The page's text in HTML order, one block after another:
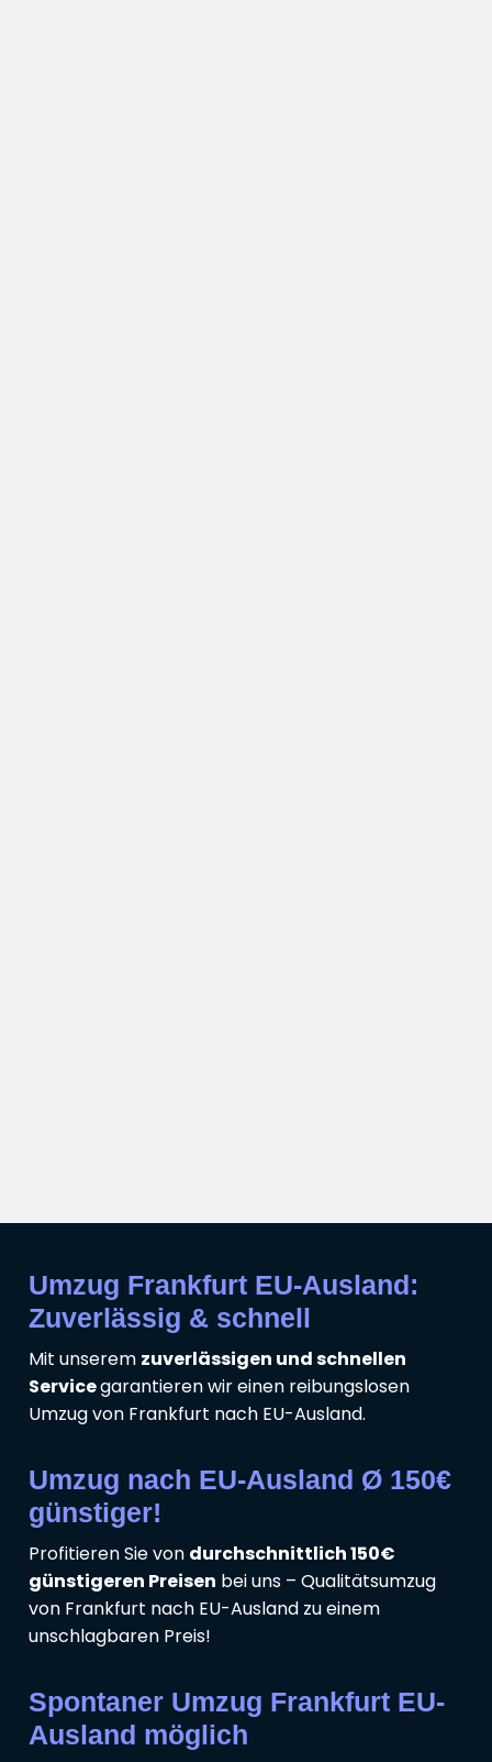
Umzug Frankfurt EU-Ausland:
Zuverlässig & schnell
Mit unserem zuverlässigen und schnellen
Servicegarantieren wir einen reibungslosen
Umzug von Frankfurt nach EU-Ausland.
Umzug nach EU-Ausland Ø 150€
günstiger!
Profitieren Sie von durchschnittlich 150€
günstigeren Preisen bei uns – Qualitätsumzug
von Frankfurt nach EU-Ausland zu einem
unschlagbaren Preis!
Spontaner Umzug Frankfurt EU-
Ausland möglich